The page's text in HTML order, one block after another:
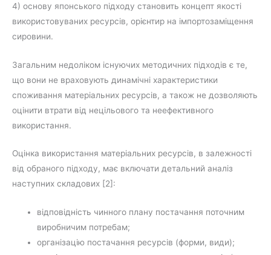
4) основу японського підходу становить концепт якості
використовуваних ресурсів, орієнтир на імпортозаміщення
сировини.
Загальним недоліком існуючих методичних підходів є те,
що вони не враховують динамічні характеристики
споживання матеріальних ресурсів, а також не дозволяють
оцінити втрати від нецільового та неефективного
використання.
Оцінка використання матеріальних ресурсів, в залежності
від обраного підходу, має включати детальний аналіз
наступних складових [2]:
відповідність чинного плану постачання поточним
виробничим потребам;
організацію постачання ресурсів (форми, види);